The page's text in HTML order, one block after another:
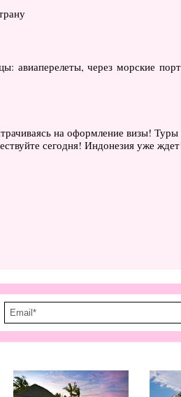
авиаперелеты, через морские
на оформление визы!
сегодня! Индонезия уже